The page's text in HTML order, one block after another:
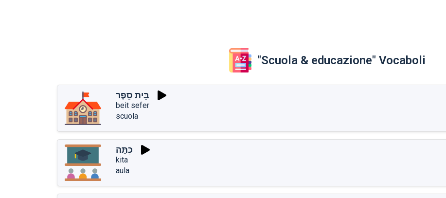
"Scuola & educazione" Vocaboli
בֵּית סֵפֶר
beit sefer
scuola
כִּתָּה
kita
aula